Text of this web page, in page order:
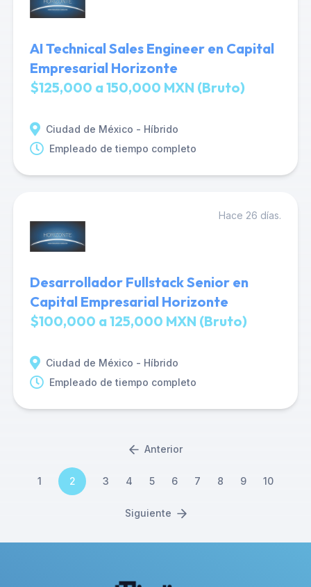
AI Technical Sales Engineer en Capital
Empresarial Horizonte
$125,000 a 150,000 MXN (Bruto)
Ciudad de México - Híbrido
Empleado de tiempo completo
Hace 26 días.
Desarrollador Fullstack Senior en
Capital Empresarial Horizonte
$100,000 a 125,000 MXN (Bruto)
Ciudad de México - Híbrido
Empleado de tiempo completo
Anterior
1 2 3 4 5 6 7 8 9 10
Siguiente